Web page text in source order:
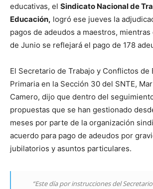
educativas, el Sindicato Nacional de
Educación, logró ese jueves la
pagos de adeudos a maestros,
de Junio se reflejará el pago de 178
El Secretario de Trabajo y Conflictos de
Primaria en la Sección 30 del SNTE,
Camero, dijo que dentro del
propuestas que se han gestionado
meses por parte de la organización
acuerdo para pago de adeudos por
jubilatorios y asuntos particulares.
“Este día por instrucciones del